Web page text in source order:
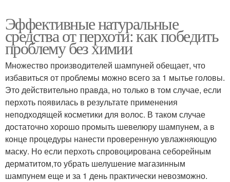
Эффективные натуральные
средства от перхоти: как победить
проблему без химии
Множество производителей шампуней обещает, что
избавиться от проблемы можно всего за 1 мытье головы.
Это действительно правда, но только в том случае, если
перхоть появилась в результате применения
неподходящей косметики для волос. В таком случае
достаточно хорошо промыть шевелюру шампунем, а в
конце процедуры нанести проверенную увлажняющую
маску. Но если перхоть спровоцирована себорейным
дерматитом,то убрать шелушение магазинным
шампунем еще и за 1 день практически невозможно.